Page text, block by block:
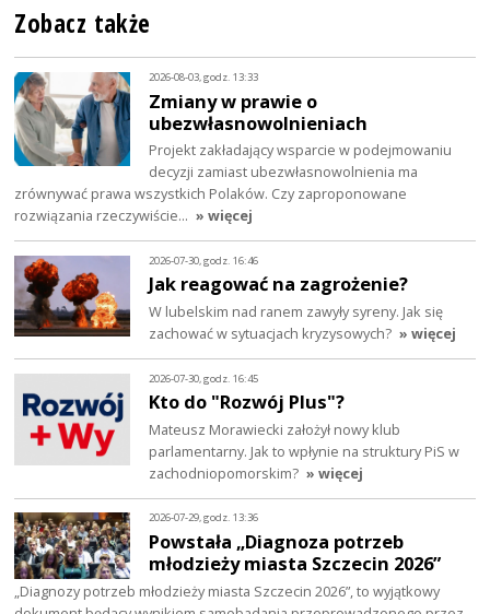
Zobacz także
2026-08-03, godz. 13:33
Zmiany w prawie o
ubezwłasnowolnieniach
Projekt zakładający wsparcie w podejmowaniu
decyzji zamiast ubezwłasnowolnienia ma
zrównywać prawa wszystkich Polaków. Czy zaproponowane
rozwiązania rzeczywiście… » więcej
2026-07-30, godz. 16:46
Jak reagować na zagrożenie?
W lubelskim nad ranem zawyły syreny. Jak się
zachować w sytuacjach kryzysowych? » więcej
2026-07-30, godz. 16:45
Kto do "Rozwój Plus"?
Mateusz Morawiecki założył nowy klub
parlamentarny. Jak to wpłynie na struktury PiS w
zachodniopomorskim? » więcej
2026-07-29, godz. 13:36
Powstała „Diagnoza potrzeb
młodzieży miasta Szczecin 2026”
„Diagnozy potrzeb młodzieży miasta Szczecin 2026”, to wyjątkowy